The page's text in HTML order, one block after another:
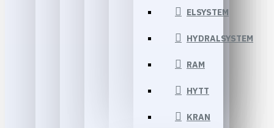
ELSYSTEM
HYDRALSYSTEM
RAM
HYTT
KRAN